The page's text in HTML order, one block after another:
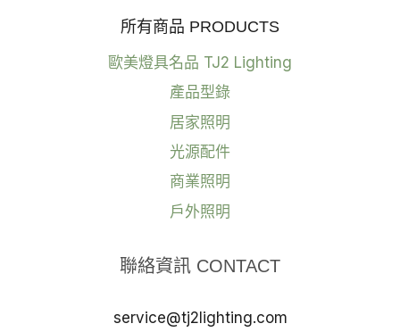
所有商品 PRODUCTS
歐美燈具名品 TJ2 Lighting
產品型錄
居家照明
光源配件
商業照明
戶外照明
聯絡資訊 CONTACT
service@tj2lighting.com